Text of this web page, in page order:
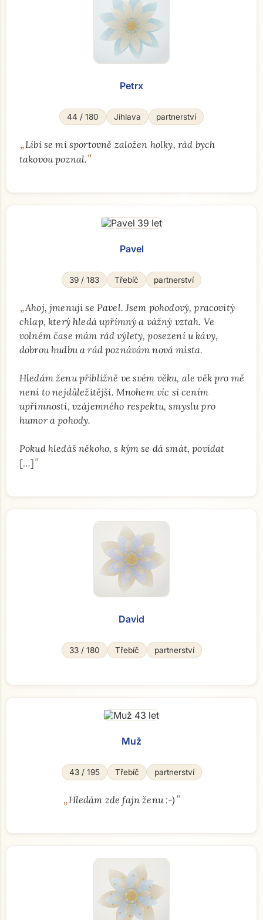
Petrx
44 / 180 Jihlava partnerství
„Líbí se mi sportovně založen holky, rád bych
takovou poznal."
Pavel
39 / 183 Třebíč partnerství
„Ahoj, jmenuji se Pavel. Jsem pohodový, pracovitý
chlap, který hledá upřímný a vážný vztah. Ve
volném čase mám rád výlety, posezení u kávy,
dobrou hudbu a rád poznávám nová místa.
Hledám ženu přibližně ve svém věku, ale věk pro mě
není to nejdůležitější. Mnohem víc si cením
upřímnosti, vzájemného respektu, smyslu pro
humor a pohody.
Pokud hledáš někoho, s kým se dá smát, povídat
[…]"
David
33 / 180 Třebíč partnerství
Muž
43 / 195 Třebíč partnerství
„Hledám zde fajn ženu :-)"